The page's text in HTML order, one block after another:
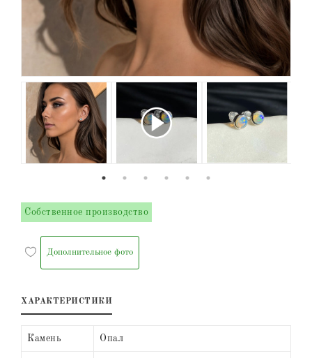
Собственное производство
Дополнительное фото
ХАРАКТЕРИСТИКИ
Камень Опал